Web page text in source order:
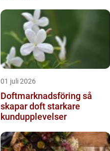
01 juli 2026
Doftmarknadsföring så
skapar doft starkare
kundupplevelser